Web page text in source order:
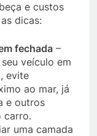
e custos
dicas:
fechada –
veículo em
evite
ao mar, já
e outros
carro.
uma camada